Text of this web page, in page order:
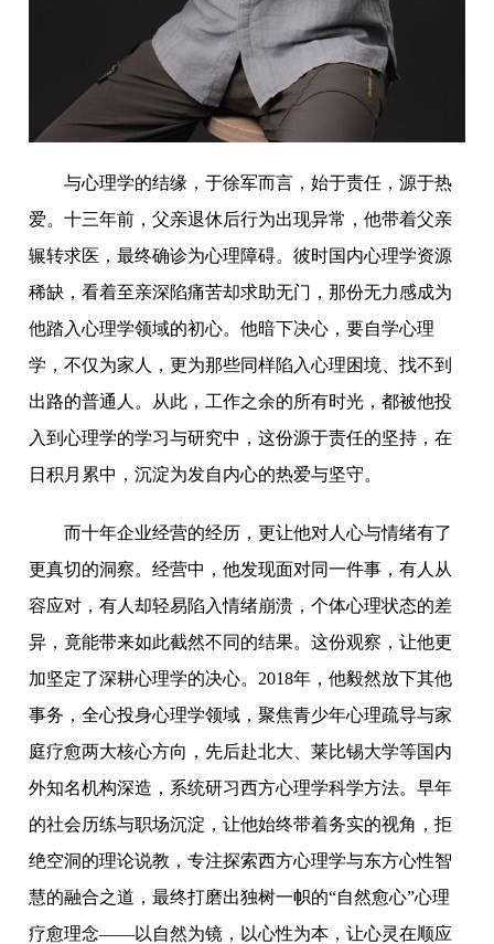
与心理学的结缘，于徐军而言，始于责任，源于热
爱。十三年前，父亲退休后行为出现异常，他带着父亲
辗转求医，最终确诊为心理障碍。彼时国内心理学资源
稀缺，看着至亲深陷痛苦却求助无门，那份无力感成为
他踏入心理学领域的初心。他暗下决心，要自学心理
学，不仅为家人，更为那些同样陷入心理困境、找不到
出路的普通人。从此，工作之余的所有时光，都被他投
入到心理学的学习与研究中，这份源于责任的坚持，在
日积月累中，沉淀为发自内心的热爱与坚守。
而十年企业经营的经历，更让他对人心与情绪有了
更真切的洞察。经营中，他发现面对同一件事，有人从
容应对，有人却轻易陷入情绪崩溃，个体心理状态的差
异，竟能带来如此截然不同的结果。这份观察，让他更
加坚定了深耕心理学的决心。2018年，他毅然放下其他
事务，全心投身心理学领域，聚焦青少年心理疏导与家
庭疗愈两大核心方向，先后赴北大、莱比锡大学等国内
外知名机构深造，系统研习西方心理学科学方法。早年
的社会历练与职场沉淀，让他始终带着务实的视角，拒
绝空洞的理论说教，专注探索西方心理学与东方心性智
慧的融合之道，最终打磨出独树一帜的“自然愈心”心理
疗愈理念——以自然为镜，以心性为本，让心灵在顺应